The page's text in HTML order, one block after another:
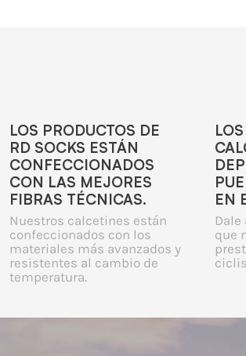
LOS PRODUCTOS DE
RD SOCKS ESTÁN
CONFECCIONADOS
CON LAS MEJORES
FIBRAS TÉCNICAS.
Nuestros calcetines están
confeccionados con los
materiales más avanzados y
resistentes al cambio de
temperatura.
EN
que